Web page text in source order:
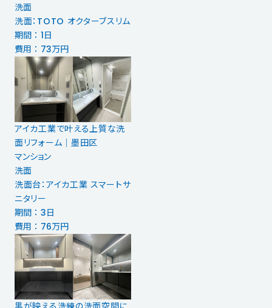
洗面
洗面：TOTO オクターブスリム
期間 ： 1日
費用 ： 73万円
アイカ工業で叶える上質な洗
面リフォーム｜墨田区
マンション
洗面
洗面台：アイカ工業 スマートサ
ニタリー
期間 ： 3日
費用 ： 76万円